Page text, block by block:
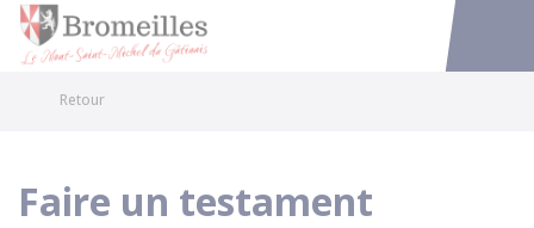
Accéder
Retour
Faire un testament